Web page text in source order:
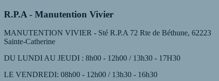
R.P.A - Manutention Vivier
MANUTENTION VIVIER - Sté R.P.A 72 Rte de Béthune, 62223
Sainte-Catherine
DU LUNDI AU JEUDI : 8h00 - 12h00 / 13h30 - 17H30
LE VENDREDI: 08h00 - 12h00 / 13h30 - 16h30